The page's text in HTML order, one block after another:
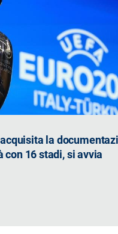
acquisita la
con 16 stadi, si avvia